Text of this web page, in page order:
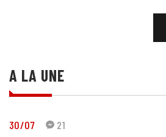
A LA UNE
30/07 21